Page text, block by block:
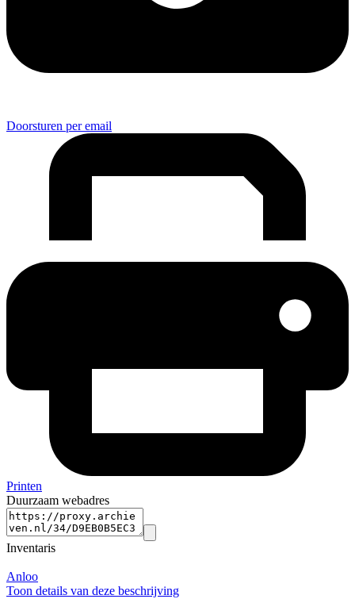
Doorsturen per email
Printen
Duurzaam webadres
Inventaris
Anloo
Toon details van deze beschrijving